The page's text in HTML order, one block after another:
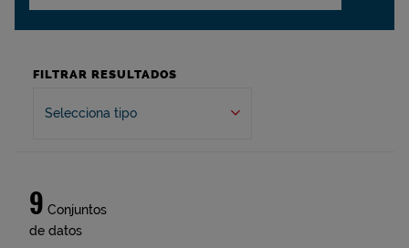
FILTRAR RESULTADOS
Selecciona tipo
9 Conjuntos
de datos